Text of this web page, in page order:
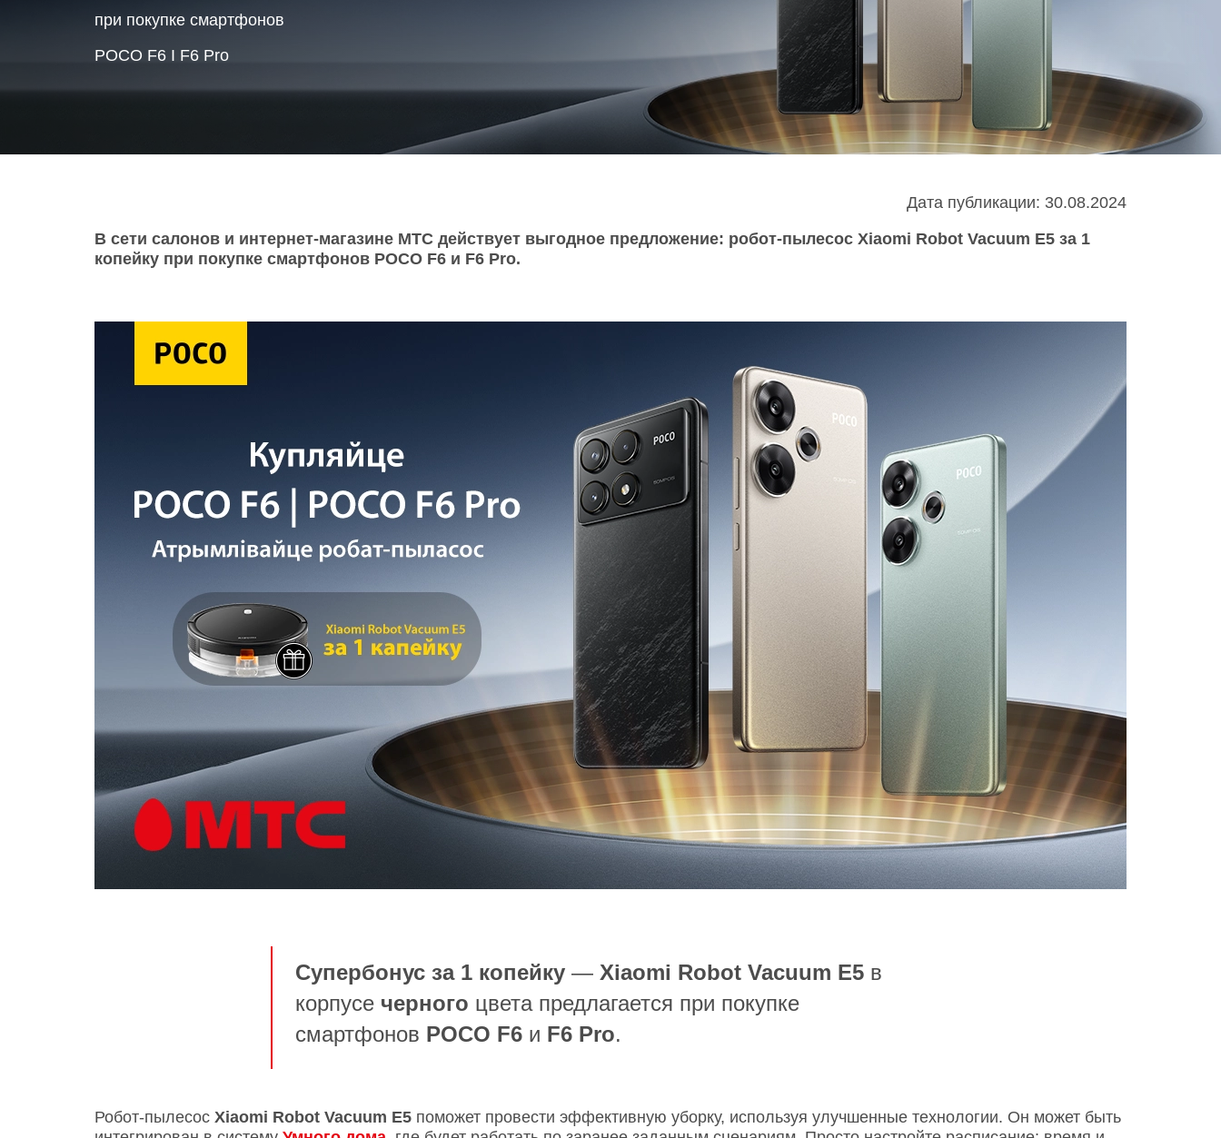
POCO M
POCO C
realme 14
realme note
TCL 60
TCL 70
vivo
vivo Y
vivo V
vivo X
Infinix Note
Spark
Pova
Товары для дома
Телевизоры
Интернет для дома
Cертификаты
Вакансии
при покупке смартфонов
РОСО F6 I F6 Pro
Дата публикации: 30.08.2024
В сети салонов и интернет-магазине МТС действует выгодное предложение: робот-пылесос Xiaomi Robot Vacuum E5 за 1
копейку при покупке смартфонов РОСО F6 и F6 Pro.
Супербонус за 1 копейку — Xiaomi Robot Vacuum E5 в
корпусе черного цвета предлагается при покупке
смартфонов POCO F6 и F6 Pro.
Робот-пылесос Xiaomi Robot Vacuum E5 поможет провести эффективную уборку, используя улучшенные технологии. Он может быть